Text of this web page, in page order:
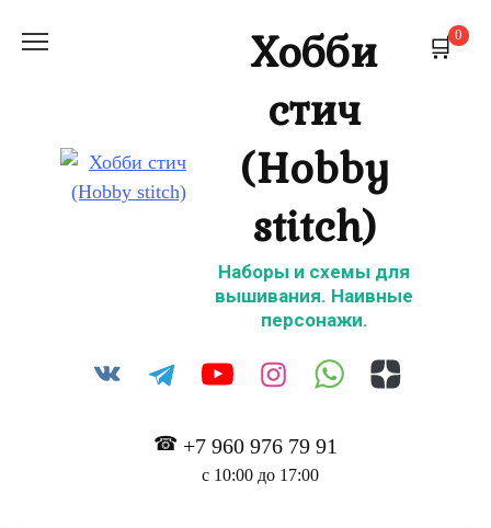
Хобби
стич
(Hobby
stitch)
Наборы и схемы для
вышивания. Наивные
персонажи.
+7 960 976 79 91
с 10:00 до 17:00
0